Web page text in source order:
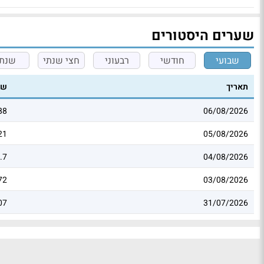
שערים היסטורים
שבועי חודשי רבעוני חצי שנתי
תאריך
06/08/2026
05/08/2026
04/08/2026
03/08/2026
31/07/2026